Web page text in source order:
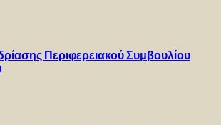
Περιφερειακού Συμβουλίου